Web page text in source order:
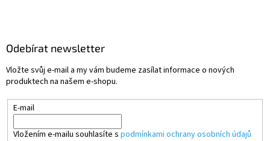
Odebírat newsletter
Vložte svůj e-mail a my vám budeme zasílat informace o nových
produktech na našem e-shopu.
E-mail
Vložením e-mailu souhlasíte s podmínkami ochrany osobních údajů